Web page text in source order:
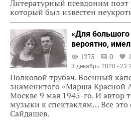
Литературный псевдоним поэт
который был известен
«Для большого
вероятно,
1275
0 1
3 декабрь 2020 -
Полковой трубач. Военный
знаменитого «Марша Красной
Москве 9 мая 1945-го. И автор
музыки к спектаклям… Все это
Сайдашев.